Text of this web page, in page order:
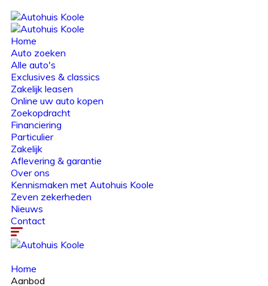
Home
Auto zoeken
Alle auto's
Exclusives & classics
Zakelijk leasen
Online uw auto kopen
Zoekopdracht
Financiering
Particulier
Zakelijk
Aflevering & garantie
Over ons
Kennismaken met Autohuis Koole
Zeven zekerheden
Nieuws
Contact
Home
Aanbod